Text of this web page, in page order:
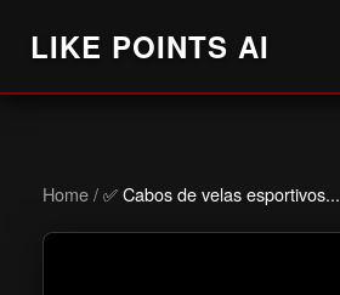
LIKE POINTS AI
Home/✅ Cabos de velas esportivos...